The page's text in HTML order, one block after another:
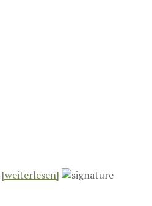
[weiterlesen]